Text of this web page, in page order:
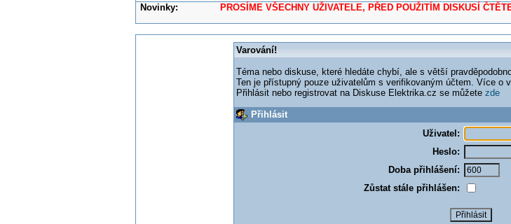
Novinky: PROSÍME VŠECHNY UŽIVATELE, PŘED POUŽITÍM DISKUSÍ ČTĚTE
Varování!
Téma nebo diskuse, které hledáte chybí, ale s větší
Ten je přístupný pouze uživatelům s verifikovaným účtem. Více o
Přihlásit nebo registrovat na Diskuse Elektrika.cz se můžete zde
Přihlásit
Uživatel:
Heslo:
Doba přihlášení:
Zůstat stále přihlášen: